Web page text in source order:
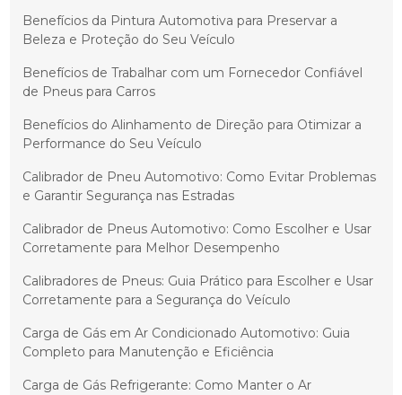
Benefícios da Pintura Automotiva para Preservar a
Beleza e Proteção do Seu Veículo
Benefícios de Trabalhar com um Fornecedor Confiável
de Pneus para Carros
Benefícios do Alinhamento de Direção para Otimizar a
Performance do Seu Veículo
Calibrador de Pneu Automotivo: Como Evitar Problemas
e Garantir Segurança nas Estradas
Calibrador de Pneus Automotivo: Como Escolher e Usar
Corretamente para Melhor Desempenho
Calibradores de Pneus: Guia Prático para Escolher e Usar
Corretamente para a Segurança do Veículo
Carga de Gás em Ar Condicionado Automotivo: Guia
Completo para Manutenção e Eficiência
Carga de Gás Refrigerante: Como Manter o Ar